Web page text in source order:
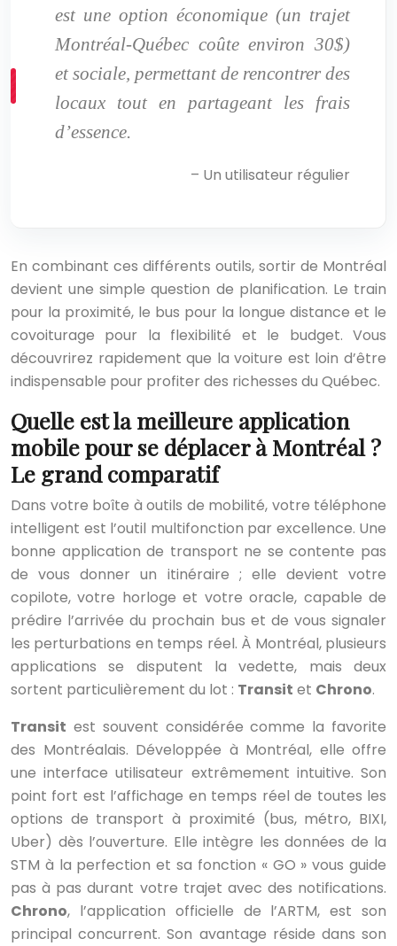
est une option économique (un trajet
Montréal-Québec coûte environ 30$)
et sociale, permettant de rencontrer des
locaux tout en partageant les frais
d’essence.
– Un utilisateur régulier
En combinant ces différents outils, sortir de Montréal
devient une simple question de planification. Le train
pour la proximité, le bus pour la longue distance et le
covoiturage pour la flexibilité et le budget. Vous
découvrirez rapidement que la voiture est loin d’être
indispensable pour profiter des richesses du Québec.
Quelle est la meilleure application
mobile pour se déplacer à Montréal ?
Le grand comparatif
Dans votre boîte à outils de mobilité, votre téléphone
intelligent est l’outil multifonction par excellence. Une
bonne application de transport ne se contente pas
de vous donner un itinéraire ; elle devient votre
copilote, votre horloge et votre oracle, capable de
prédire l’arrivée du prochain bus et de vous signaler
les perturbations en temps réel. À Montréal, plusieurs
applications se disputent la vedette, mais deux
sortent particulièrement du lot : Transit et Chrono.
Transit est souvent considérée comme la favorite
des Montréalais. Développée à Montréal, elle offre
une interface utilisateur extrêmement intuitive. Son
point fort est l’affichage en temps réel de toutes les
options de transport à proximité (bus, métro, BIXI,
Uber) dès l’ouverture. Elle intègre les données de la
STM à la perfection et sa fonction « GO » vous guide
pas à pas durant votre trajet avec des notifications.
Chrono, l’application officielle de l’ARTM, est son
principal concurrent. Son avantage réside dans son